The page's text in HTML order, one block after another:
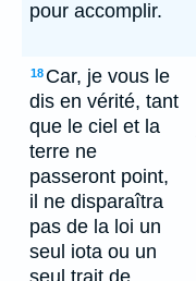
pour accomplir.
18 Car, je vous le
dis en vérité, tant
que le ciel et la
terre ne
passeront point,
il ne disparaîtra
pas de la loi un
seul iota ou un
seul trait de